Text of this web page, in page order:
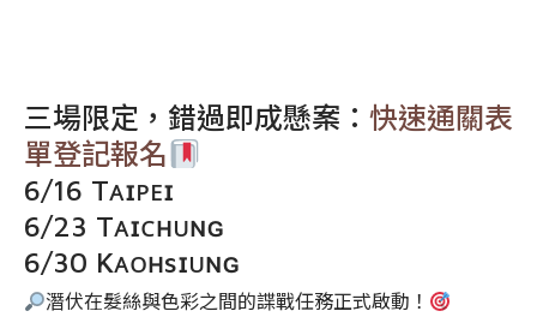
三場限定，錯過即成懸案： 快速通關表
單登記報名
6/16 Tᴀɪᴘᴇɪ
6/23 Tᴀɪᴄʜᴜɴɢ
6/30 Kᴀᴏʜsɪᴜɴɢ
潛伏在髮絲與色彩之間的諜戰任務正式啟動！